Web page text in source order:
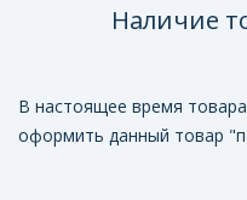
Наличие
В настоящее время
оформить данный товар